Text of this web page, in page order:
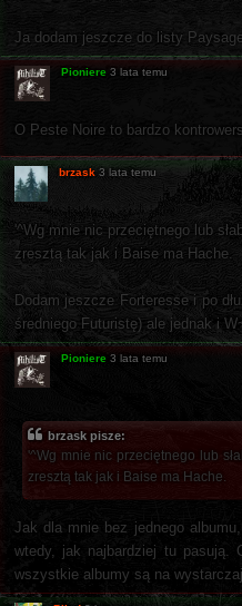
Ja dodam jeszcze do listy
Pioniere 3 lata temu
O Peste Noire to bardzo
brzask 3 lata temu
'^Wg mnie nic przeciętnego lub
zresztą tak jak i Baise ma Hache.
Dodam jeszcze Forteresse i po
średniego Futuristę) ale jednak i
Pioniere 3 lata temu
brzask pisze:
'^Wg mnie nic przeciętnego lub
zresztą tak jak i Baise ma Hache.
Jak dla mnie bez jednego albumu,
wtedy, jak najbardziej tu pasują.
wszystkie albumy są na